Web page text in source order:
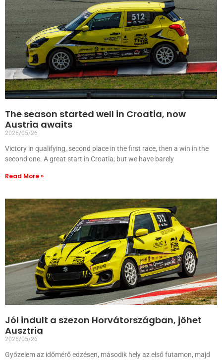
The season started well in Croatia, now
Austria awaits
2026/05/26
Victory in qualifying, second place in the first race, then a win in the
second one. A great start in Croatia, but we have barely
Read More »
Jól indult a szezon Horvátországban, jöhet
Ausztria
2026/05/26
Győzelem az időmérő edzésen, második hely az első futamon, majd